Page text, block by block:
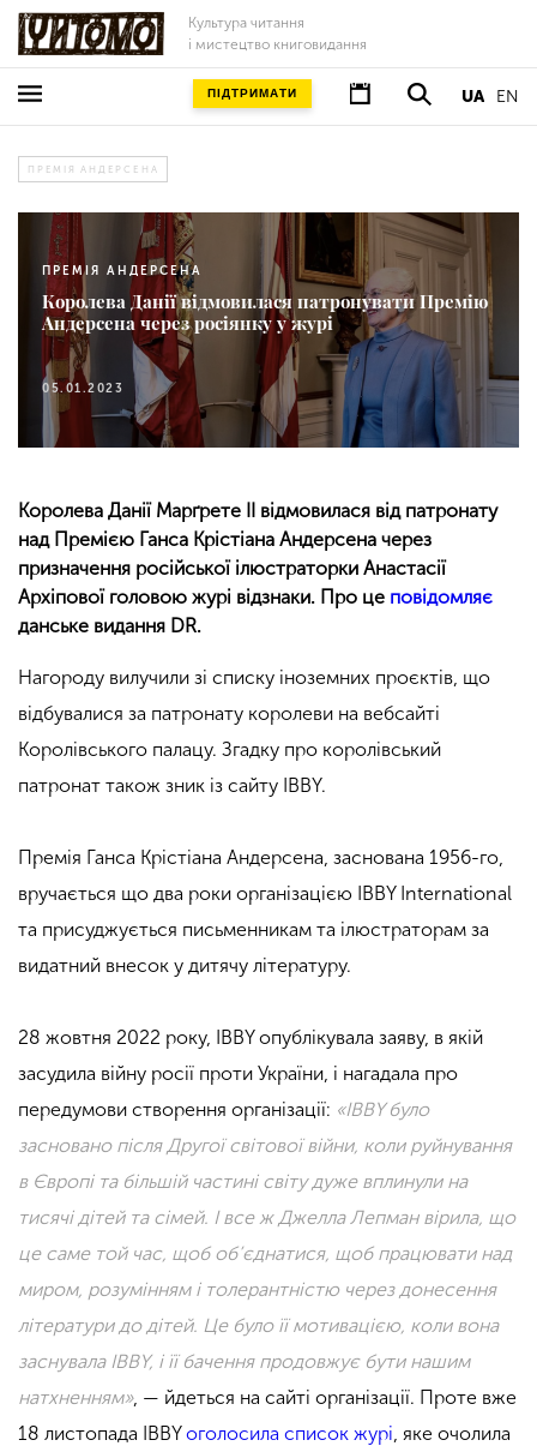
Культура читання
і мистецтво книговидання
UA EN
ПІДТРИМАТИ
ПРЕМІЯ АНДЕРСЕНА
ПРЕМІЯ АНДЕРСЕНА
Королева Данії відмовилася патронувати Премію
Андерсена через росіянку у журі
05.01.2023
Королева Данії Марґрете ІІ відмовилася від патронату
над Премією Ганса Крістіана Андерсена через
призначення російської ілюстраторки Анастасії
Архіпової головою журі відзнаки. Про це повідомляє
данське видання DR.
Нагороду вилучили зі списку іноземних проєктів, що
відбувалися за патронату королеви на вебсайті
Королівського палацу. Згадку про королівський
патронат також зник із сайту IBBY.
Премія Ганса Крістіана Андерсена, заснована 1956-го,
вручається що два роки організацією IBBY International
та присуджується письменникам та ілюстраторам за
видатний внесок у дитячу літературу.
28 жовтня 2022 року, IBBY опублікувала заяву, в якій
засудила війну росії проти України, і нагадала про
передумови створення організації: «IBBY було
засновано після Другої світової війни, коли руйнування
в Європі та більшій частині світу дуже вплинули на
тисячі дітей та сімей. І все ж Джелла Лепман вірила, що
це саме той час, щоб об’єднатися, щоб працювати над
миром, розумінням і толерантністю через донесення
літератури до дітей. Це було її мотивацією, коли вона
заснувала IBBY, і її бачення продовжує бути нашим
натхненням», — йдеться на сайті організації. Проте вже
18 листопада IBBYоголосила список журі, яке очолила